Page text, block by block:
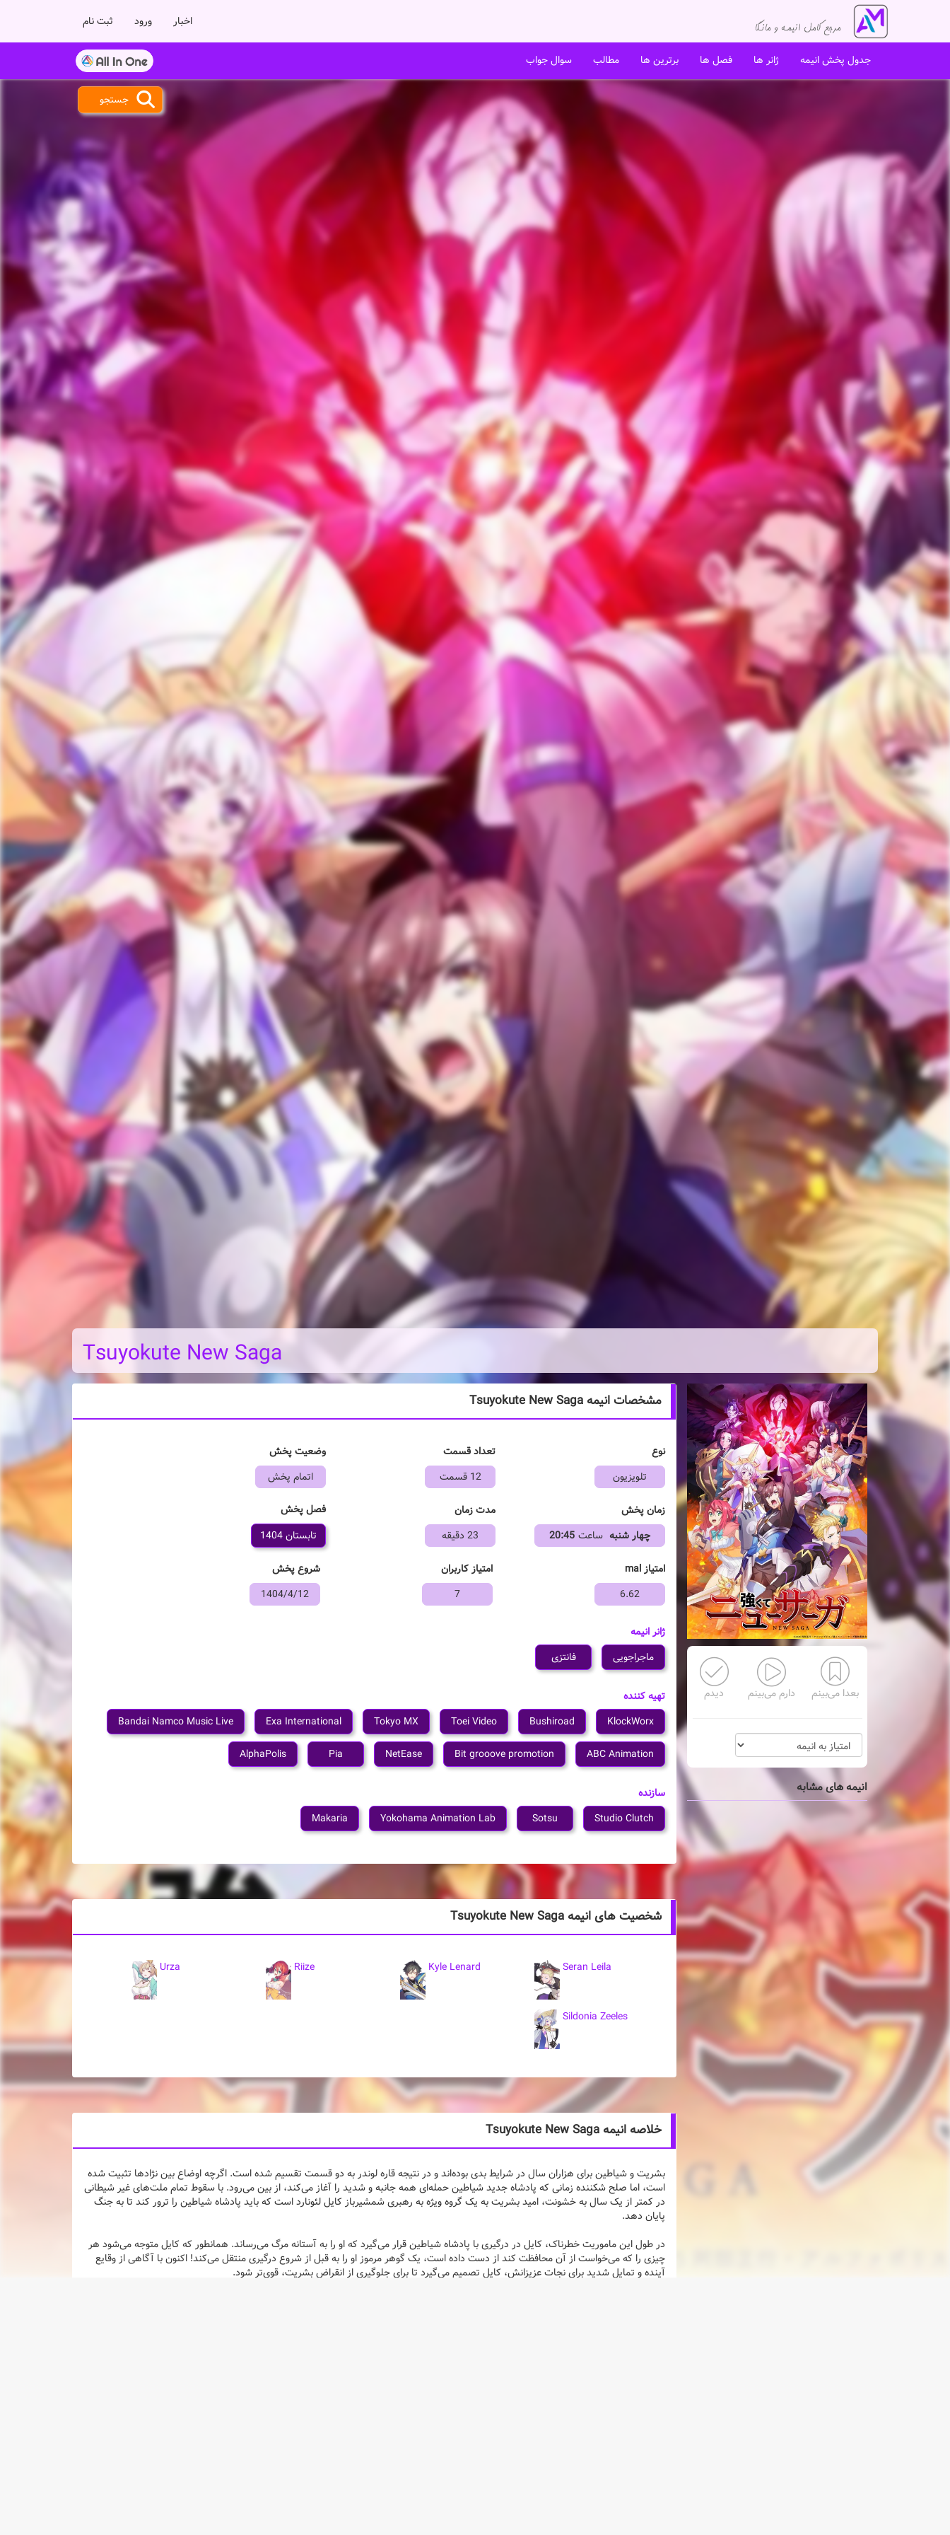
اخبار ورود ثبت نام
جدول پخش انیمه ژانر ها فصل ها برترین ها مطالب سوال جواب
جستجو
Tsuyokute New Saga
بعدا می‌بینم دارم می‌بینم دیدم
انیمه های مشابه
مشخصات انیمه Tsuyokute New Saga
نوع
تلویزیون
تعداد قسمت
12 قسمت
وضعیت پخش
اتمام پخش
زمان پخش
چهار شنبه ساعت 20:45
مدت زمان
23 دقیقه
فصل پخش
تابستان 1404
امتیاز mal
6.62
امتیاز کاربران
7
شروع پخش
1404/4/12
ژانر انیمه
ماجراجویی
فانتزی
تهیه کننده
KlockWorx
Bushiroad
Toei Video
Tokyo MX
Exa International
Bandai Namco Music Live
ABC Animation
Bit grooove promotion
NetEase
Pia
AlphaPolis
سازنده
Studio Clutch
Sotsu
Yokohama Animation Lab
Makaria
شخصیت های انیمه Tsuyokute New Saga
Seran Leila
Kyle Lenard
Riize
Urza
Sildonia Zeeles
خلاصه انیمه Tsuyokute New Saga
بشریت و شیاطین برای هزاران سال در شرایط بدی بوده‌اند و در نتیجه قاره لوندر به دو قسمت تقسیم شده است. اگرچه اوضاع بین نژادها تثبیت شده
است، اما صلح شکننده زمانی که پادشاه جدید شیاطین حمله‌ای همه جانبه و شدید را آغاز می‌کند، از بین می‌رود. با سقوط تمام ملت‌های غیر شیطانی
در کمتر از یک سال به خشونت، امید بشریت به یک گروه ویژه به رهبری شمشیرباز کایل لئونارد است که باید پادشاه شیاطین را ترور کند تا به جنگ
پایان دهد.
در طول این ماموریت خطرناک، کایل در درگیری با پادشاه شیاطین قرار می‌گیرد که او را به آستانه مرگ می‌رساند. همانطور که کایل متوجه می‌شود هر
چیزی را که می‌خواست از آن محافظت کند از دست داده است، یک گوهر مرموز او را به قبل از شروع درگیری منتقل می‌کند! اکنون با آگاهی از وقایع
آینده و تمایل شدید برای نجات عزیزانش، کایل تصمیم می‌گیرد تا برای جلوگیری از انقراض بشریت، قوی‌تر شود.